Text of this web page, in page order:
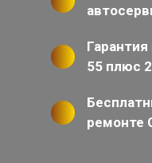
55 плюс
ремонте